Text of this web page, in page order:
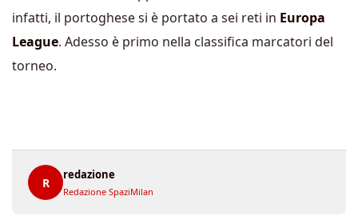
infatti, il portoghese si è portato a sei reti in Europa
League. Adesso è primo nella classifica marcatori del
torneo.
R
redazione
Redazione SpaziMilan